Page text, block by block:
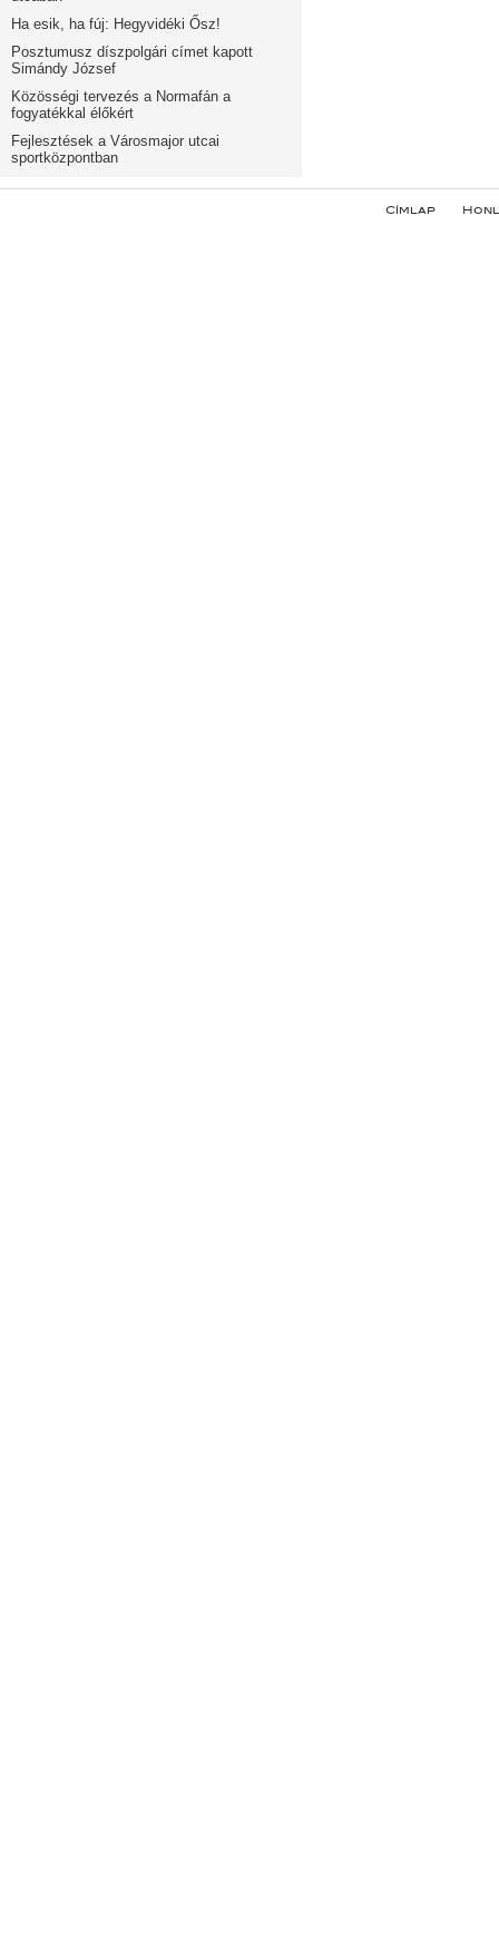
Ha esik, ha fúj: Hegyvidéki Ősz!
Posztumusz díszpolgári címet kapott
Simándy József
Közösségi tervezés a Normafán a
fogyatékkal élőkért
Fejlesztések a Városmajor utcai
sportközpontban
Címlap